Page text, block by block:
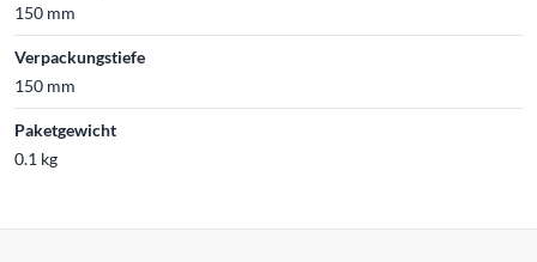
150 mm
Verpackungstiefe
150 mm
Paketgewicht
0.1 kg